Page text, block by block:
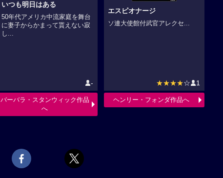
いつも明日はある
50年代アメリカ中流家庭を舞台
に妻子からかまって貰えない寂
し...
-
バーバラ・スタンウィック作品
へ
エスピオナージ
ソ連大使館付武官アレクセ...
★★★★☆ 1
ヘンリー・フォンダ作品へ